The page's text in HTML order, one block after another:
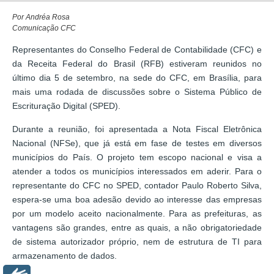
Por Andréa Rosa
Comunicação CFC
Representantes do Conselho Federal de Contabilidade (CFC) e
da Receita Federal do Brasil (RFB) estiveram reunidos no
último dia 5 de setembro, na sede do CFC, em Brasília, para
mais uma rodada de discussões sobre o Sistema Público de
Escrituração Digital (SPED).
Durante a reunião, foi apresentada a Nota Fiscal Eletrônica
Nacional (NFSe), que já está em fase de testes em diversos
municípios do País. O projeto tem escopo nacional e visa a
atender a todos os municípios interessados em aderir. Para o
representante do CFC no SPED, contador Paulo Roberto Silva,
espera-se uma boa adesão devido ao interesse das empresas
por um modelo aceito nacionalmente. Para as prefeituras, as
vantagens são grandes, entre as quais, a não obrigatoriedade
de sistema autorizador próprio, nem de estrutura de TI para
armazenamento de dados.